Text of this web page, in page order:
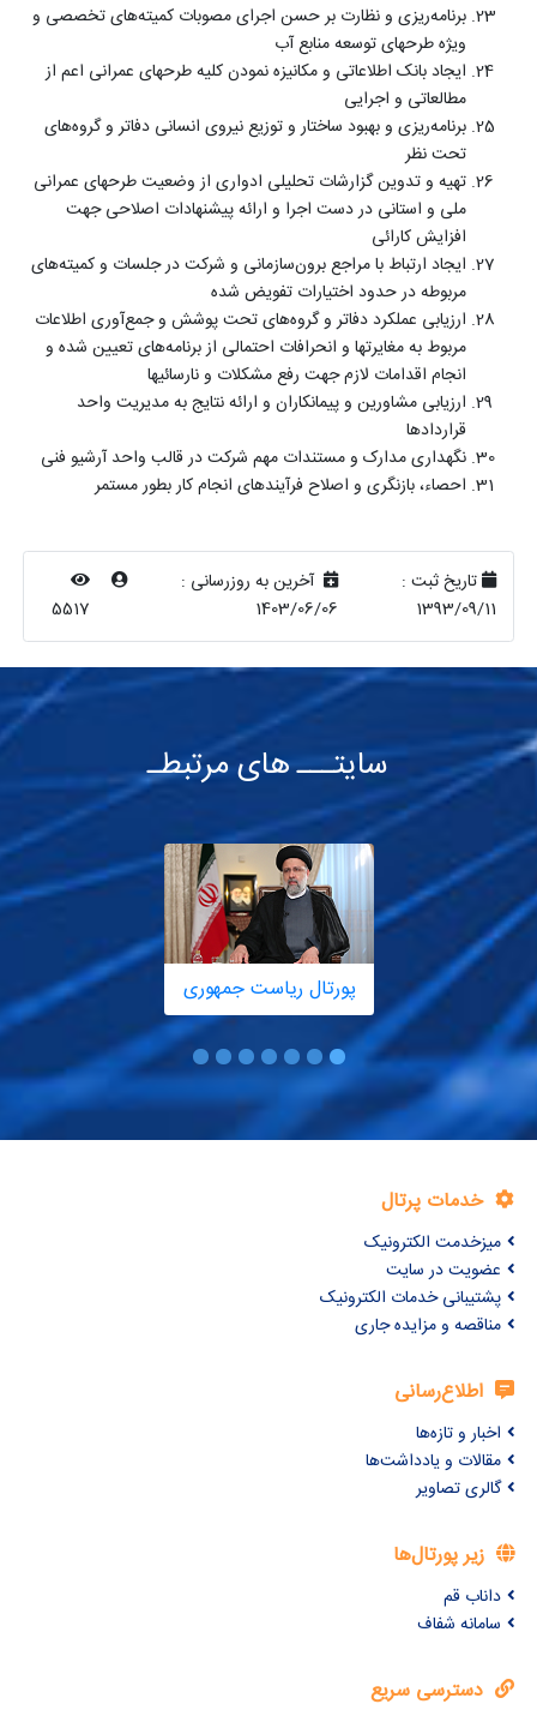
برنامه‌ریزی و نظارت بر حسن اجرای مصوبات کمیته‌های تخصصی و
ویژه طرحهای توسعه منابع آب
ایجاد بانک اطلاعاتی و مکانیزه نمودن کلیه طرحهای عمرانی اعم از
مطالعاتی و اجرایی
برنامه‌ریزی و بهبود ساختار و توزیع نیروی انسانی دفاتر و گروه‌های
تحت نظر
تهیه و تدوین گزارشات تحلیلی ادواری از وضعیت طرحهای عمرانی
ملی و استانی در دست اجرا و ارائه پیشنهادات اصلاحی جهت
افزایش کارائی
ایجاد ارتباط با مراجع برون‌سازمانی و شرکت در جلسات و کمیته‌های
مربوطه در حدود اختیارات تفویض شده
ارزیابی عملکرد دفاتر و گروه‌های تحت پوشش و جمع‌آوری اطلاعات
مربوط به مغایرتها و انحرافات احتمالی از برنامه‌‌های تعیین شده و
انجام اقدامات لازم جهت رفع مشکلات و نارسائیها
ارزیابی مشاورین و پیمانکاران و ارائه نتایج به مدیریت واحد
قراردادها
نگهداری مدارک و مستندات مهم شرکت در قالب واحد آرشیو فنی
احصاء، بازنگری و اصلاح فرآیندهای انجام کار بطور مستمر
تاریخ ثبت :
1393/09/11
آخرین به روزرسانی :
1403/06/06
5517
سایتـــ های مرتبطـ
پورتال ریاست جمهوری
خدمات پرتال
میزخدمت الکترونیک
عضویت در سایت
پشتیبانی خدمات الکترونیک
مناقصه و مزایده جاری
اطلاع‌رسانی
اخبار و تازه‌ها
مقالات و یادداشت‌ها
گالری تصاویر
زیر پورتال‌ها
داناب قم
سامانه شفاف
دسترسی سریع